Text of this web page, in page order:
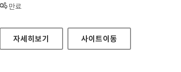
상태 :
만료
국립소록도병원 홈페이지
자세히보기 사이트이동